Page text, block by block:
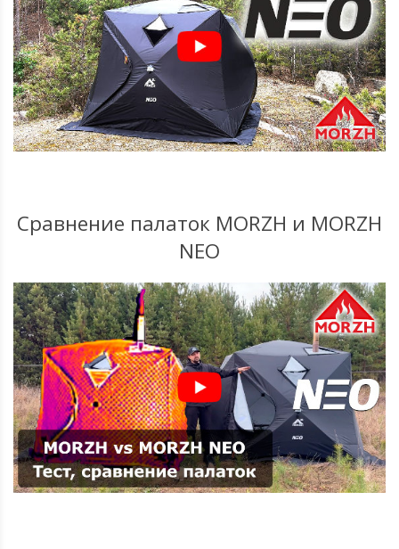
Сравнение палаток MORZH и MORZH
NEO